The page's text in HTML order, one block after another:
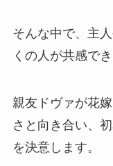
そんな中で、主
くの人が共感で
親友ドヴァが花
さと向き合い、
を決意します。